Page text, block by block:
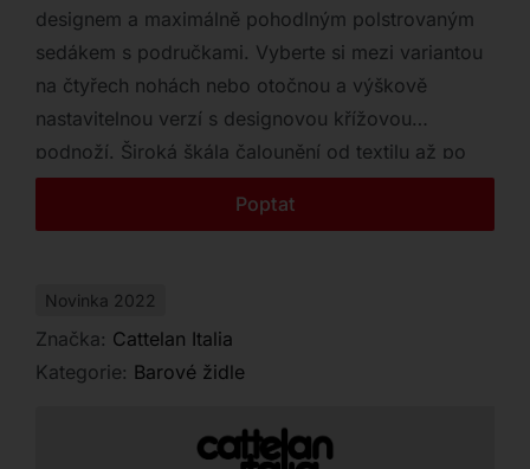
Značky
Outlet
Kontakt
designem a maximálně pohodlným polstrovaným
sedákem s područkami. Vyberte si mezi variantou
na čtyřech nohách nebo otočnou a výškově
nastavitelnou verzí s designovou křížovou
podnoží. Široká škála čalounění od textilu až po
jemnou hovězí kůži zaručí, že židle dokonale
zapadne do vašeho interiéru.
Poptat
Novinka 2022
Značka: Cattelan Italia
Kategorie: Barové židle